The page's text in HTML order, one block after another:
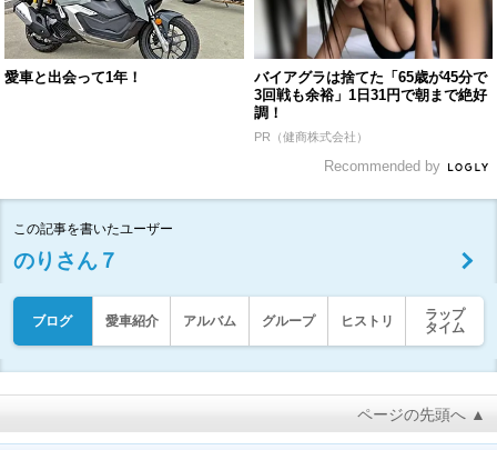
愛車と出会って1年！
バイアグラは捨てた「65歳が45分で
3回戦も余裕」1日31円で朝まで絶好
調！
PR（健商株式会社）
Recommended by
この記事を書いたユーザー
のりさん７
ブログ 愛車紹介 アルバム グループ ヒストリ
ラップ
タイム
ページの先頭へ ▲